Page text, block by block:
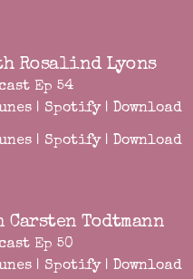
Rosalind Lyons
Ep 54
| Spotify| Download
| Spotify| Download
Carsten Todtmann
Ep 50
| Spotify| Download